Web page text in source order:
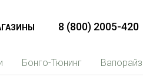
8 (800) 2005-420
Бонго-Тюнинг